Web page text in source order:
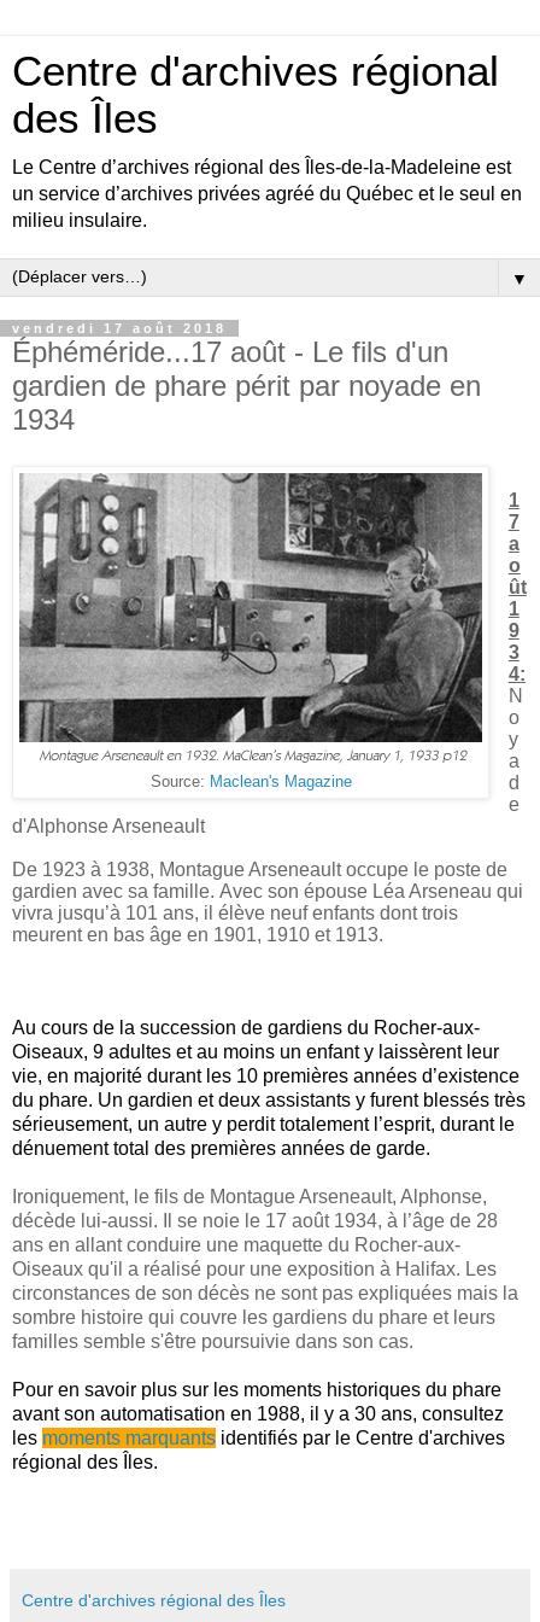
Centre d'archives régional
des Îles
Le Centre d’archives régional des Îles-de-la-Madeleine est
un service d’archives privées agréé du Québec et le seul en
milieu insulaire.
▼
vendredi 17 août 2018
Éphéméride...17 août - Le fils d'un
gardien de phare périt par noyade en
1934
Source: Maclean's Magazine
1
7
a
o
ût
1
9
3
4:
N
o
y
a
d
e
d'Alphonse Arseneault
De 1923 à 1938, Montague Arseneault occupe le poste de
gardien avec sa famille. Avec son épouse Léa Arseneau qui
vivra jusqu’à 101 ans, il élève neuf enfants dont trois
meurent en bas âge en 1901, 1910 et 1913.
Au cours de la succession de gardiens du Rocher-aux-
Oiseaux, 9 adultes et au moins un enfant y laissèrent leur
vie, en majorité durant les 10 premières années d’existence
du phare. Un gardien et deux assistants y furent blessés très
sérieusement, un autre y perdit totalement l’esprit, durant le
dénuement total des premières années de garde.
Ironiquement, le fils de Montague Arseneault, Alphonse,
décède lui-aussi. Il se noie le 17 août 1934, à l’âge de 28
ans en allant conduire une maquette du Rocher-aux-
Oiseaux qu'il a réalisé pour une exposition à Halifax. Les
circonstances de son décès ne sont pas expliquées mais la
sombre histoire qui couvre les gardiens du phare et leurs
familles semble s'être poursuivie dans son cas.
Pour en savoir plus sur les moments historiques du phare
avant son automatisation en 1988, il y a 30 ans, consultez
les moments marquants identifiés par le Centre d'archives
régional des Îles.
Centre d'archives régional des Îles